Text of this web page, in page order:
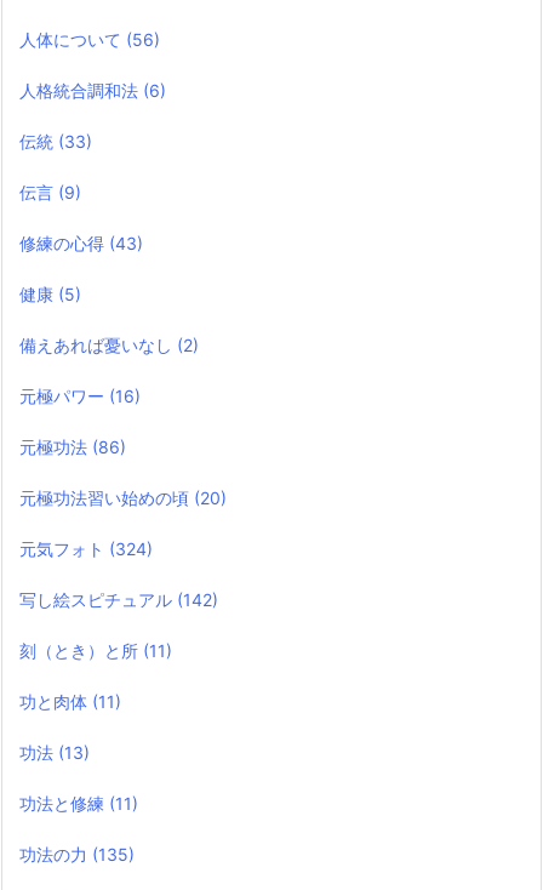
人体について (56)
人格統合調和法 (6)
伝統 (33)
伝言 (9)
修練の心得 (43)
健康 (5)
備えあれば憂いなし (2)
元極パワー (16)
元極功法 (86)
元極功法習い始めの頃 (20)
元気フォト (324)
写し絵スピチュアル (142)
刻（とき）と所 (11)
功と肉体 (11)
功法 (13)
功法と修練 (11)
功法の力 (135)